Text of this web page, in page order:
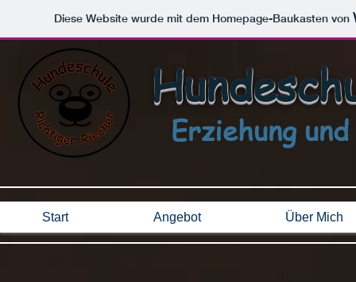
Diese Website wurde mit dem Homepage-Baukasten von
Erziehung
Start Angebot Über Mich